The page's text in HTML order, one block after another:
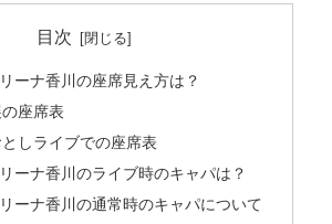
目次
ーナ香川の座席見え方は？
座席表
しライブでの座席表
ーナ香川のライブ時のキャパは？
ーナ香川の通常時のキャパについて